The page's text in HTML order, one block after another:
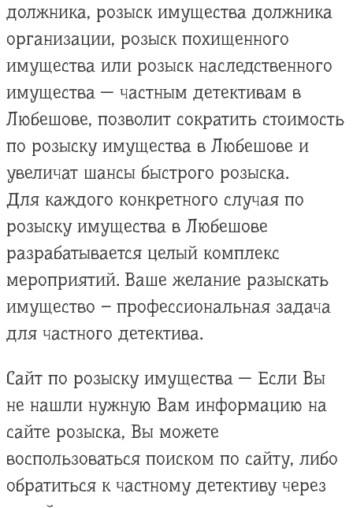
должника, розыск имущества должника
организации, розыск похищенного
имущества или розыск наследственного
имущества — частным детективам в
Любешове, позволит сократить стоимость
по розыску имущества в Любешове и
увеличат шансы быстрого розыска.
Для каждого конкретного случая по
розыску имущества в Любешове
разрабатывается целый комплекс
мероприятий. Ваше желание разыскать
имущество – профессиональная задача
для частного детектива.
Сайт по розыску имущества — Если Вы
не нашли нужную Вам информацию на
сайте розыска, Вы можете
воспользоваться поиском по сайту, либо
обратиться к частному детективу через